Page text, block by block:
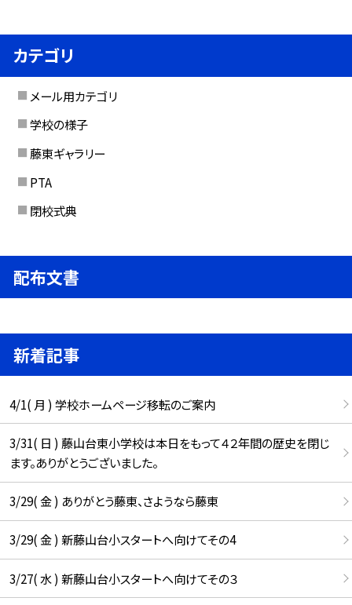
カテゴリ
メール用カテゴリ
学校の様子
藤東ギャラリー
PTA
閉校式典
配布文書
新着記事
4/1( 月 ) 学校ホームページ移転のご案内
3/31( 日 ) 藤山台東小学校は本日をもって４２年間の歴史を閉じ
ます。ありがとうございました。
3/29( 金 ) ありがとう藤東、さようなら藤東
3/29( 金 ) 新藤山台小スタートへ向けてその4
3/27( 水 ) 新藤山台小スタートへ向けてその３